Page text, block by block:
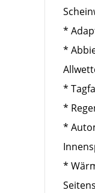
*
*
*
*
*
*